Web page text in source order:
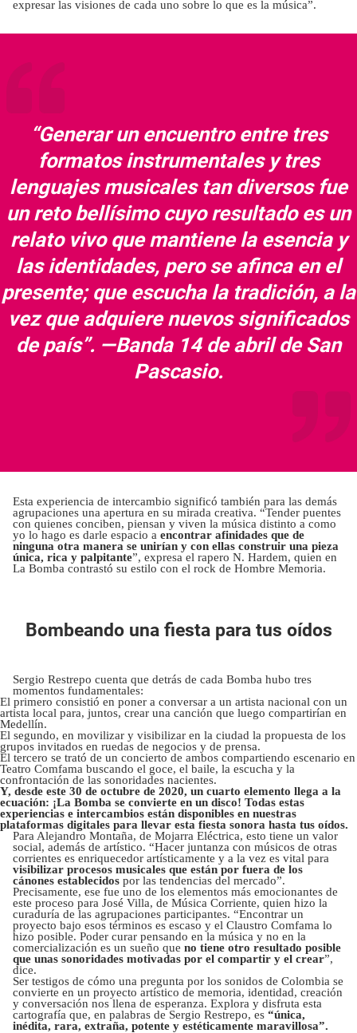
expresar las visiones de cada uno sobre lo que es la música”.
“Generar un encuentro entre tres
formatos instrumentales y tres
lenguajes musicales tan diversos fue
un reto bellísimo cuyo resultado es un
relato vivo que mantiene la esencia y
las identidades, pero se afinca en el
presente; que escucha la tradición, a la
vez que adquiere nuevos significados
de país”. —Banda 14 de abril de San
Pascasio.
Esta experiencia de intercambio significó también para las demás
agrupaciones una apertura en su mirada creativa. “Tender puentes
con quienes conciben, piensan y viven la música distinto a como
yo lo hago es darle espacio a encontrar afinidades que de
ninguna otra manera se unirían y con ellas construir una pieza
única, rica y palpitante”, expresa el rapero N. Hardem, quien en
La Bomba contrastó su estilo con el rock de Hombre Memoria.
Bombeando una fiesta para tus oídos
Sergio Restrepo cuenta que detrás de cada Bomba hubo tres
momentos fundamentales:
El primero consistió en poner a conversar a un artista nacional con un
artista local para, juntos, crear una canción que luego compartirían en
Medellín.
El segundo, en movilizar y visibilizar en la ciudad la propuesta de los
grupos invitados en ruedas de negocios y de prensa.
El tercero se trató de un concierto de ambos compartiendo escenario en
Teatro Comfama buscando el goce, el baile, la escucha y la
confrontación de las sonoridades nacientes.
Y, desde este 30 de octubre de 2020, un cuarto elemento llega a la
ecuación: ¡La Bomba se convierte en un disco! Todas estas
experiencias e intercambios están disponibles en nuestras
plataformas digitales para llevar esta fiesta sonora hasta tus oídos.
Para Alejandro Montaña, de Mojarra Eléctrica, esto tiene un valor
social, además de artístico. “Hacer juntanza con músicos de otras
corrientes es enriquecedor artísticamente y a la vez es vital para
visibilizar procesos musicales que están por fuera de los
cánones establecidos por las tendencias del mercado”.
Precisamente, ese fue uno de los elementos más emocionantes de
este proceso para José Villa, de Música Corriente, quien hizo la
curaduría de las agrupaciones participantes. “Encontrar un
proyecto bajo esos términos es escaso y el Claustro Comfama lo
hizo posible. Poder curar pensando en la música y no en la
comercialización es un sueño que no tiene otro resultado posible
que unas sonoridades motivadas por el compartir y el crear”,
dice.
Ser testigos de cómo una pregunta por los sonidos de Colombia se
convierte en un proyecto artístico de memoria, identidad, creación
y conversación nos llena de esperanza. Explora y disfruta esta
cartografía que, en palabras de Sergio Restrepo, es “única,
inédita, rara, extraña, potente y estéticamente maravillosa”.